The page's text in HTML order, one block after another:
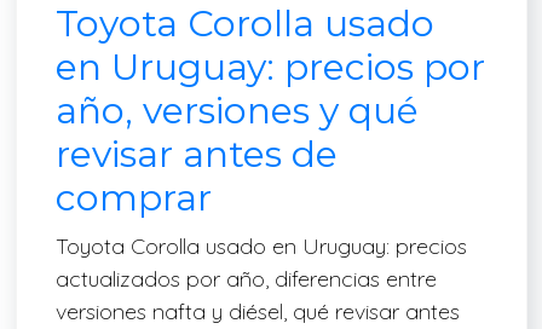
Toyota Corolla usado
en Uruguay: precios por
año, versiones y qué
revisar antes de
comprar
Toyota Corolla usado en Uruguay: precios
actualizados por año, diferencias entre
versiones nafta y diésel, qué revisar antes